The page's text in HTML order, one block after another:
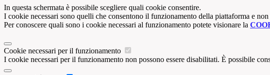
In questa schermata è possibile scegliere quali cookie consentire.
I cookie necessari sono quelli che consentono il funzionamento della piattaforma e
Per conoscere quali sono i cookie necessari al funzionamento potete visionare la
Cookie necessari per il funzionamento
I cookie necessari per il funzionamento non possono essere disabilitati. È possibile